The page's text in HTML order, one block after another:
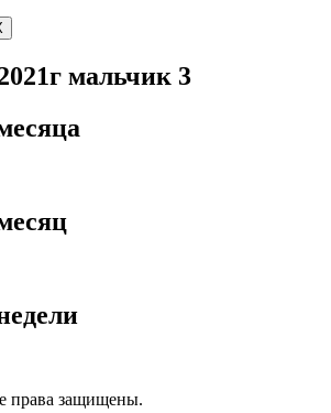
мальчик 3
права защищены.